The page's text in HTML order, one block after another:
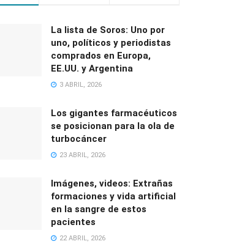
La lista de Soros: Uno por
uno, políticos y periodistas
comprados en Europa,
EE.UU. y Argentina
3 ABRIL, 2026
Los gigantes farmacéuticos
se posicionan para la ola de
turbocáncer
23 ABRIL, 2026
Imágenes, videos: Extrañas
formaciones y vida artificial
en la sangre de estos
pacientes
22 ABRIL, 2026